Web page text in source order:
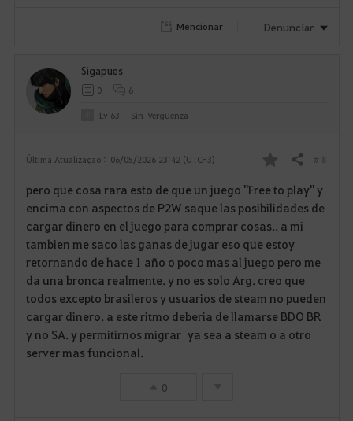
i
Mencionar Denunciar
Última Atualização : 06/05/2026 23:42 (UTC-3)
a
v
o
r
i
Compartilhar # 8
pero que cosa rara esto de que un juego "Free to play" y
encima con aspectos de P2W saque las posibilidades de
cargar dinero en el juego para comprar cosas.. a mi
tambien me saco las ganas de jugar eso que estoy
retornando de hace 1 año o poco mas al juego pero me
da una bronca realmente. y no es solo Arg. creo que
todos excepto brasileros y usuarios de steam no pueden
cargar dinero. a este ritmo deberia de llamarse BDO BR
y no SA. y permitirnos migrar ya sea a steam o a otro
server mas funcional.
0
Sigapues
0 6
Lv 63 Sin_Verguenza